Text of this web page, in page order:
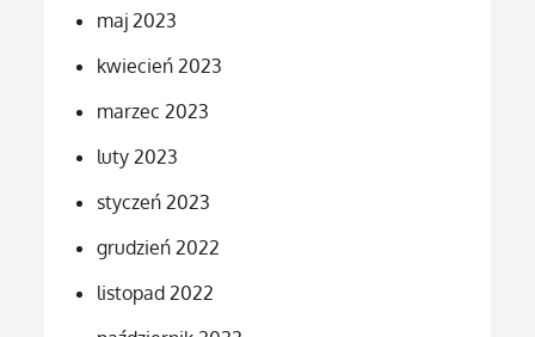
maj 2023
kwiecień 2023
marzec 2023
luty 2023
styczeń 2023
grudzień 2022
listopad 2022